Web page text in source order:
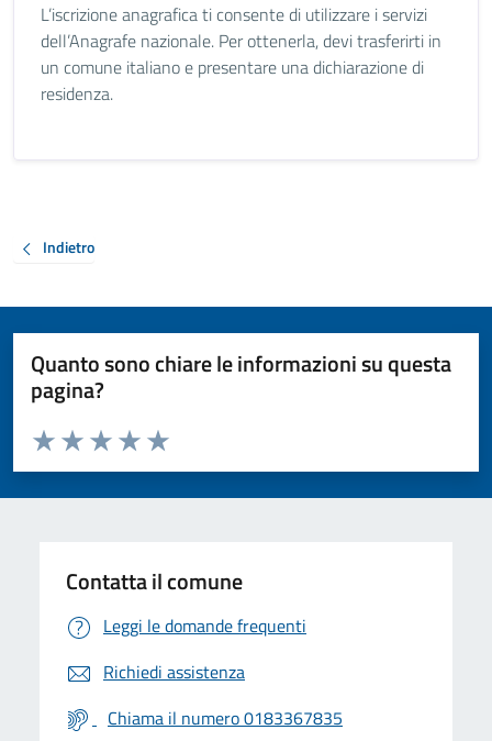
L’iscrizione anagrafica ti consente di utilizzare i servizi
dell’Anagrafe nazionale. Per ottenerla, devi trasferirti in
un comune italiano e presentare una dichiarazione di
residenza.
Indietro
Quanto sono chiare le informazioni su questa
pagina?
Valuta da 1 a 5 stelle la pagina
Valuta 5 stelle su 5
Valuta 4 stelle su 5
Valuta 3 stelle su 5
Valuta 2 stelle su 5
Valuta 1 stelle su 5
Contatta il comune
Leggi le domande frequenti
Richiedi assistenza
Chiama il numero 0183367835